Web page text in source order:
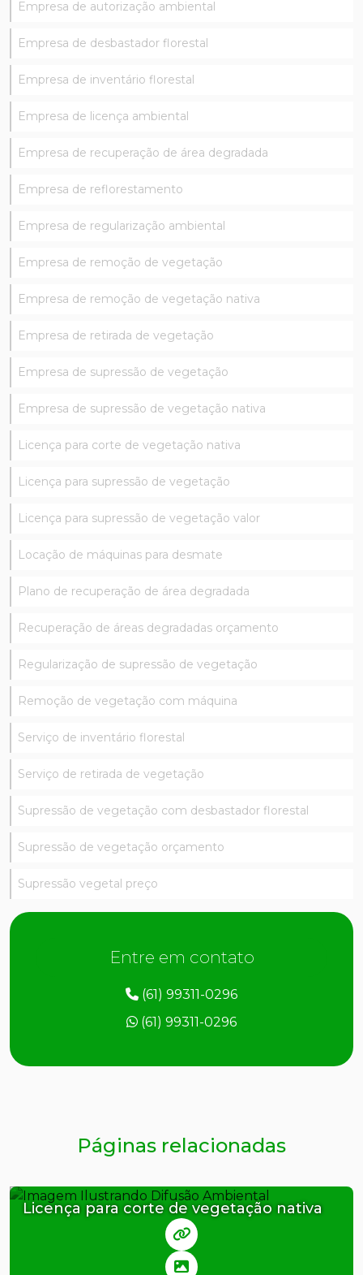
Empresa de autorização ambiental
Empresa de desbastador florestal
Empresa de inventário florestal
Empresa de licença ambiental
Empresa de recuperação de área degradada
Empresa de reflorestamento
Empresa de regularização ambiental
Empresa de remoção de vegetação
Empresa de remoção de vegetação nativa
Empresa de retirada de vegetação
Empresa de supressão de vegetação
Empresa de supressão de vegetação nativa
Licença para corte de vegetação nativa
Licença para supressão de vegetação
Licença para supressão de vegetação valor
Locação de máquinas para desmate
Plano de recuperação de área degradada
Recuperação de áreas degradadas orçamento
Regularização de supressão de vegetação
Remoção de vegetação com máquina
Serviço de inventário florestal
Serviço de retirada de vegetação
Supressão de vegetação com desbastador florestal
Supressão de vegetação orçamento
Supressão vegetal preço
Entre em contato
(61) 99311-0296
(61) 99311-0296
Páginas relacionadas
Licença para corte de vegetação nativa